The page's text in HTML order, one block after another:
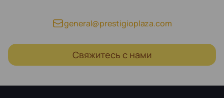
general@prestigioplaza.com
Свяжитесь с нами